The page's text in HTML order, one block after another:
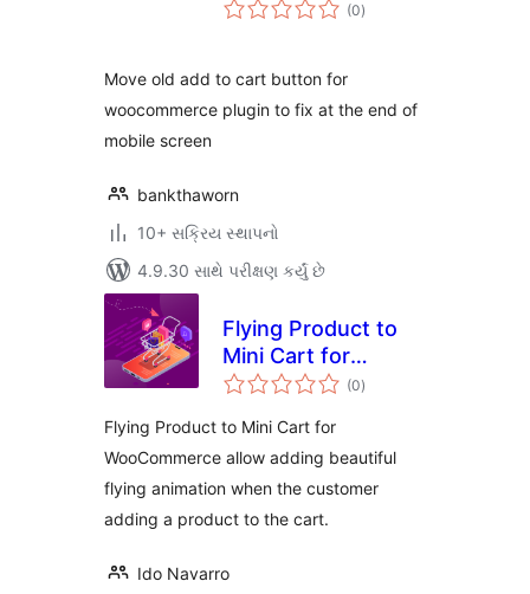
(0રેટિંગ્સ
)
Move old add to cart button for
woocommerce plugin to fix at the end of
mobile screen
bankthaworn
10+ સક્રિય સ્થાપનો
4.9.30 સાથે પરીક્ષણ કર્યું છે
Flying Product to
Mini Cart for
WooCommerce
(0કુલ
રેટિંગ્સ
)
Flying Product to Mini Cart for
WooCommerce allow adding beautiful
flying animation when the customer
adding a product to the cart.
Ido Navarro